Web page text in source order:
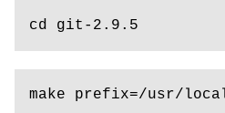
cd git-2.9.5
make prefix=/usr/